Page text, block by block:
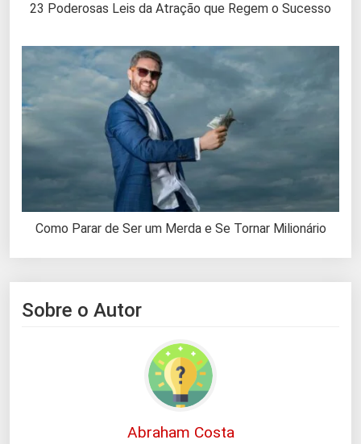
23 Poderosas Leis da Atração que Regem o Sucesso
Como Parar de Ser um Merda e Se Tornar Milionário
Sobre o Autor
Abraham Costa